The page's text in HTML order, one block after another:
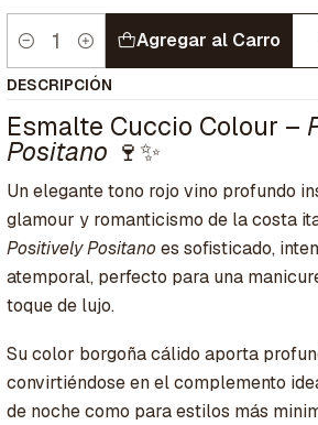
Cantidad
Agregar al Carro
DESCRIPCIÓN
Esmalte Cuccio Colour –
Positano 🍷✨
Un elegante tono rojo vino profundo
glamour y romanticismo de la costa
Positively Positanoes sofisticado,
atemporal, perfecto para una
toque de lujo.
Su color borgoña cálido aporta
convirtiéndose en el complemento
de noche como para estilos más